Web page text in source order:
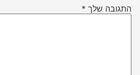
התגובה שלך *